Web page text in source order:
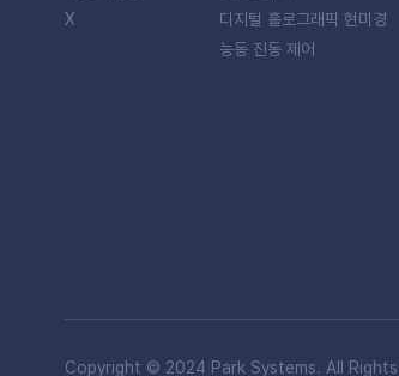
X
디지털 홀로그래픽 현미경
능동 진동 제어
Copyright © 2024 Park Systems. All Rights